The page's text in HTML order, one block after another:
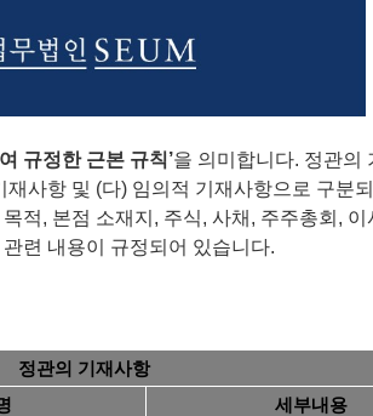
규정한 근본 규칙’을 의미합니다. 정관의
사항 및 (다) 임의적 기재사항으로 구분
적, 본점 소재지, 주식, 사채, 주주총회, 이
련 내용이 규정되어 있습니다.
정관의 기재사항
세부내용